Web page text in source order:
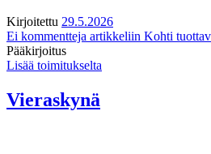
Kirjoitettu 29.5.2026
Ei kommentteja artikkeliin Kohti
Pääkirjoitus
Lisää toimitukselta
Vieraskynä